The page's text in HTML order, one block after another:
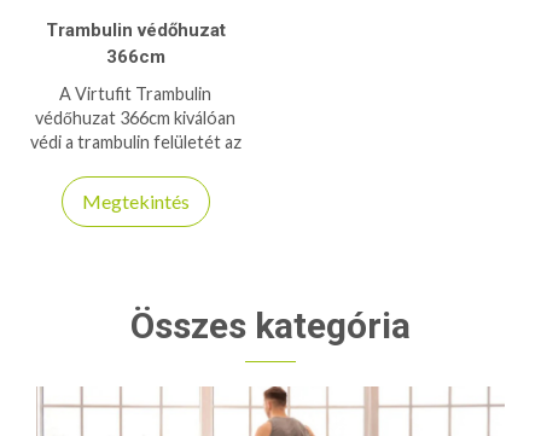
Trambulin védőhuzat
366cm
A Virtufit Trambulin
védőhuzat 366cm kiválóan
védi a trambulin felületét az
biztosítva a hosszú
élettartamot és esztétikus
Megtekintés
Összes kategória